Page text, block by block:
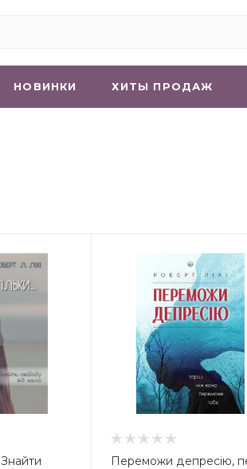
НОВИНКИ ХИТЫ ПРОДАЖ
Переможи депресію,